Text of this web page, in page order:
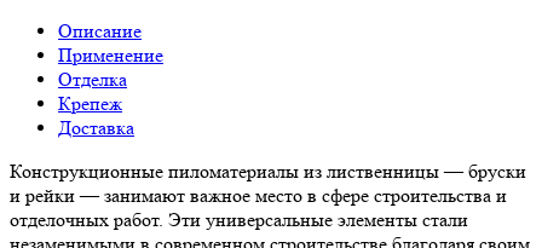
Описание
Применение
Отделка
Крепеж
Доставка
Конструкционные пиломатериалы из лиственницы — бруски
и рейки — занимают важное место в сфере строительства и
отделочных работ. Эти универсальные элементы стали